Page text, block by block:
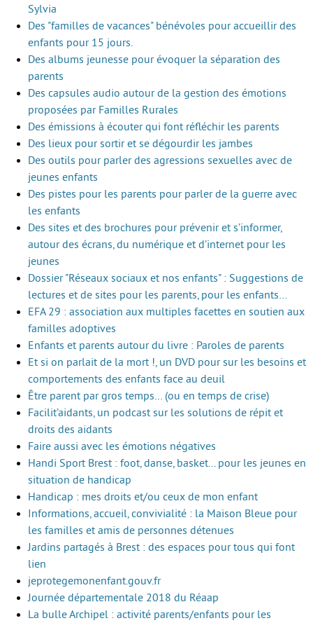
Sylvia
Des "familles de vacances" bénévoles pour accueillir des
enfants pour 15 jours.
Des albums jeunesse pour évoquer la séparation des
parents
Des capsules audio autour de la gestion des émotions
proposées par Familles Rurales
Des émissions à écouter qui font réfléchir les parents
Des lieux pour sortir et se dégourdir les jambes
Des outils pour parler des agressions sexuelles avec de
jeunes enfants
Des pistes pour les parents pour parler de la guerre avec
les enfants
Des sites et des brochures pour prévenir et s’informer,
autour des écrans, du numérique et d’internet pour les
jeunes
Dossier "Réseaux sociaux et nos enfants" : Suggestions de
lectures et de sites pour les parents, pour les enfants…
EFA 29 : association aux multiples facettes en soutien aux
familles adoptives
Enfants et parents autour du livre : Paroles de parents
Et si on parlait de la mort !, un DVD pour sur les besoins et
comportements des enfants face au deuil
Être parent par gros temps… (ou en temps de crise)
Facilit’aidants, un podcast sur les solutions de répit et
droits des aidants
Faire aussi avec les émotions négatives
Handi Sport Brest : foot, danse, basket... pour les jeunes en
situation de handicap
Handicap : mes droits et/ou ceux de mon enfant
Informations, accueil, convivialité : la Maison Bleue pour
les familles et amis de personnes détenues
Jardins partagés à Brest : des espaces pour tous qui font
lien
jeprotegemonenfant.gouv.fr
Journée départementale 2018 du Réaap
La bulle Archipel : activité parents/enfants pour les